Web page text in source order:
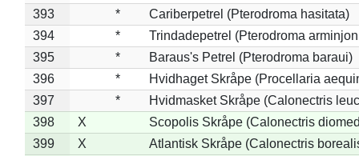
393
*
Cariberpetrel (Pterodroma hasitata)
394
*
Trindadepetrel (Pterodroma
395
*
Baraus's Petrel (Pterodroma baraui)
396
*
Hvidhaget Skråpe (Procellaria
397
*
Hvidmasket Skråpe (Calonectris
398
X
Scopolis Skråpe (Calonectris
399
X
Atlantisk Skråpe (Calonectris